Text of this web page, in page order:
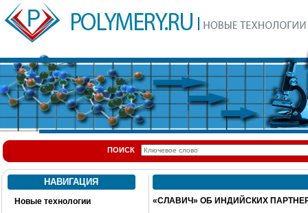
ПОИСК
НАВИГАЦИЯ
Новые технологии
«СЛАВИЧ» ОБ ИНДИЙСКИХ